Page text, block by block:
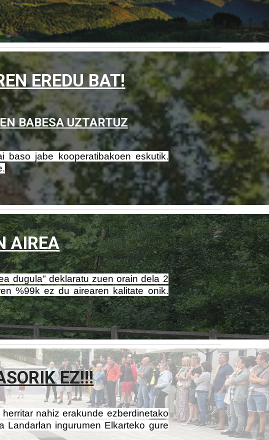
EREDU BAT!
BABESA UZTARTUZ
baso jabe kooperatibakoen eskutik.
AIREA
dugula" deklaratu zuen orain dela 2
%99k ez du airearen kalitate onik.
EZ!!!
nahiz erakunde ezberdinetako
Landarlan ingurumen Elkarteko gure